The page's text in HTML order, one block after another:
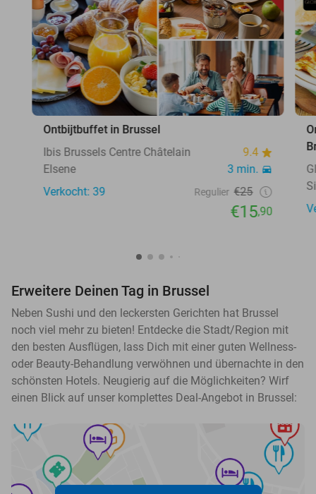
Ontbijtbuffet in Brussel
Ibis Brussels Centre Châtelain
9.4
Elsene
3 min.
Verkocht: 39
Regulier €25
€15,90
Erweitere Deinen Tag in Brussel
Neben Sushi und den leckersten Gerichten hat Brussel
noch viel mehr zu bieten! Entdecke die Stadt/Region mit
den besten Ausflügen, lass Dich mit einer guten Wellness-
oder Beauty-Behandlung verwöhnen und übernachte in den
schönsten Hotels. Neugierig auf die Möglichkeiten? Wirf
einen Blick auf unser komplettes Deal-Angebot in Brussel: